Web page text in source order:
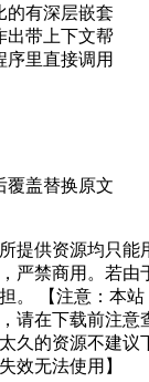
的有深层嵌套
出带上下文帮
序里直接调用
覆盖替换原文
提供资源均只能
严禁商用。若由
。 【注意：本站
请在下载前注意
久的资源不建议
效无法使用】